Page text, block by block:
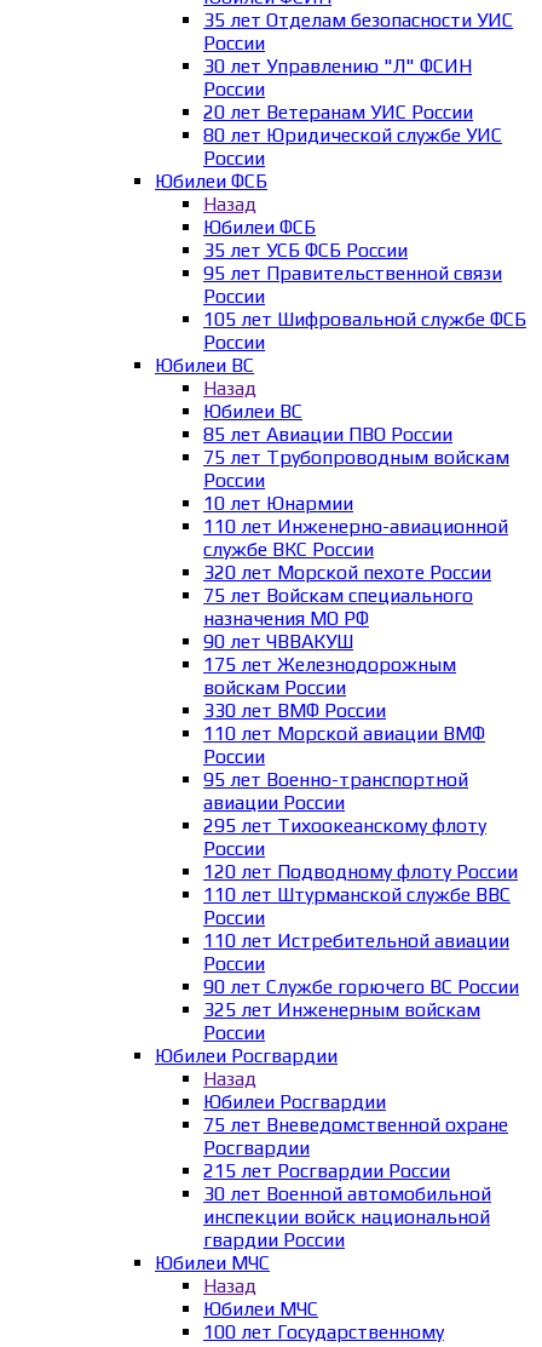
35 лет Отделам безопасности УИС
России
30 лет Управлению "Л" ФСИН
России
20 лет Ветеранам УИС России
80 лет Юридической службе УИС
России
Юбилеи ФСБ
Назад
Юбилеи ФСБ
35 лет УСБ ФСБ России
95 лет Правительственной связи
России
105 лет Шифровальной службе ФСБ
России
Юбилеи ВС
Назад
Юбилеи ВС
85 лет Авиации ПВО России
75 лет Трубопроводным войскам
России
10 лет Юнармии
110 лет Инженерно-авиационной
службе ВКС России
320 лет Морской пехоте России
75 лет Войскам специального
назначения МО РФ
90 лет ЧВВАКУШ
175 лет Железнодорожным
войскам России
330 лет ВМФ России
110 лет Морской авиации ВМФ
России
95 лет Военно-транспортной
авиации России
295 лет Тихоокеанскому флоту
России
120 лет Подводному флоту России
110 лет Штурманской службе ВВС
России
110 лет Истребительной авиации
России
90 лет Службе горючего ВС России
325 лет Инженерным войскам
России
Юбилеи Росгвардии
Назад
Юбилеи Росгвардии
75 лет Вневедомственной охране
Росгвардии
215 лет Росгвардии России
30 лет Военной автомобильной
инспекции войск национальной
гвардии России
Юбилеи МЧС
Назад
Юбилеи МЧС
100 лет Государственному